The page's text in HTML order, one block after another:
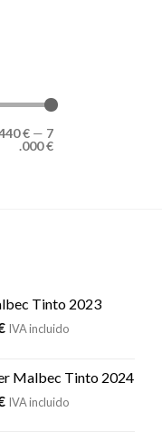
€ — 7
.000 €
Tinto 2023
El
es:
19,19 €.
IVA incluido
Malbec Tinto 2024
ElIVA incluido